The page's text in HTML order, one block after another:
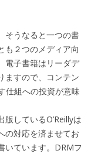
そうなると一つの書
も２つのメディア向
電子書籍はリーダデ
ますので、コンテン
仕組への投資が意味
しているO’Reillyは
の対応を済ませてお
いています。DRMフ